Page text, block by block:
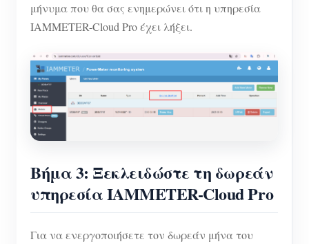
μήνυμα που θα σας ενημερώνει ότι η υπηρεσία
IAMMETER-Cloud Pro έχει λήξει.
Βήμα 3: Ξεκλειδώστε τη δωρεάν
υπηρεσία IAMMETER-Cloud Pro
Για να ενεργοποιήσετε τον δωρεάν μήνα του